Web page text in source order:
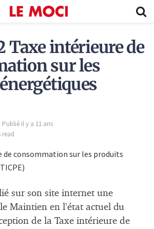
Taxe intérieure de
sur les
Publié il y a 11 ans
read
de consommation sur les produits
sur son site internet une
Maintien en l’état actuel du
de la Taxe intérieure de